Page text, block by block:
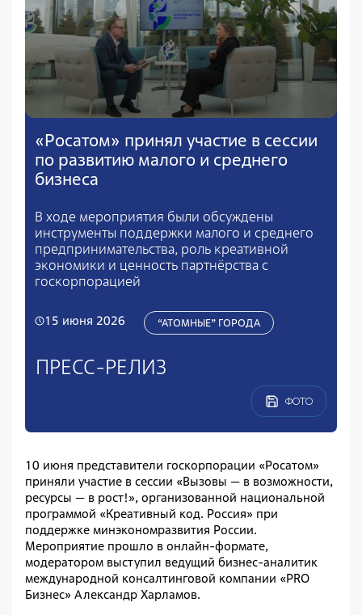
«Росатом» принял участие в сессии
по развитию малого и среднего
бизнеса
В ходе мероприятия были обсуждены
инструменты поддержки малого и среднего
предпринимательства, роль креативной
экономики и ценность партнёрства с
госкорпорацией
15 июня 2026 “АТОМНЫЕ” ГОРОДА
ПРЕСС-РЕЛИЗ
ФОТО
10 июня представители госкорпорации «Росатом»
приняли участие в сессии «Вызовы — в возможности,
ресурсы — в рост!», организованной национальной
программой «Креативный код. Россия» при
поддержке минэкономразвития России.
Мероприятие прошло в онлайн-формате,
модератором выступил ведущий бизнес-аналитик
международной консалтинговой компании «PRO
Бизнес» Александр Харламов.